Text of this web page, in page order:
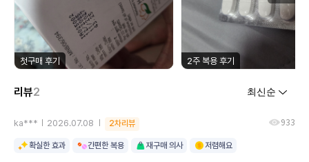
첫구매 후기 2주 복용 후기
리뷰2
ka*** 2026.07.08 2차리뷰 933
확실한 효과 간편한 복용 재구매 의사 저렴해요